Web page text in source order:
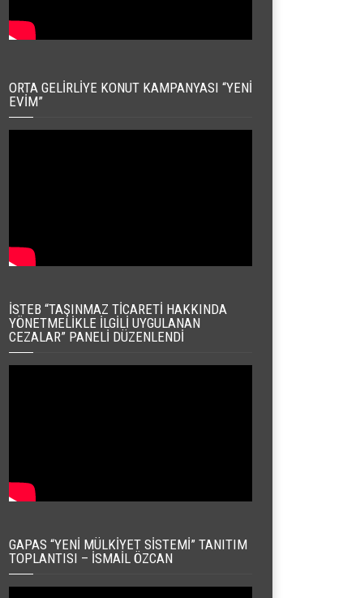
ORTA GELIRLIYE KONUT KAMPANYASI “YENI
EVIM”
İSTEB “TAŞINMAZ TICARETI HAKKINDA
YÖNETMELIKLE İLGILI UYGULANAN
CEZALAR” PANELI DÜZENLENDI
GAPAS “YENI MÜLKIYET SISTEMI” TANITIM
TOPLANTISI – İSMAIL ÖZCAN